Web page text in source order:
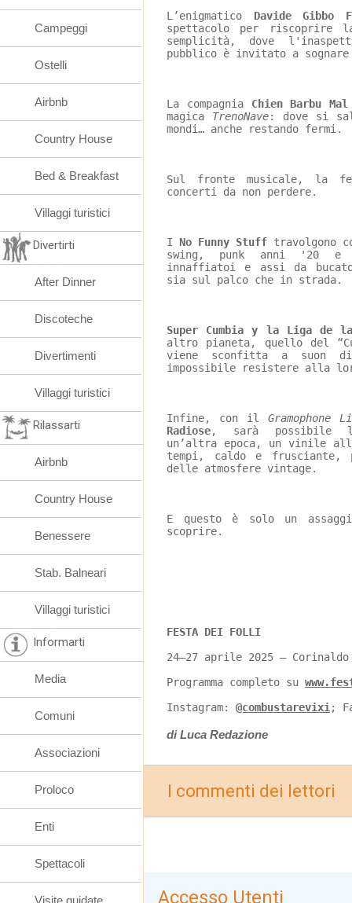
L’enigmatico Davide Gibbo
spettacolo per riscoprire
semplicità, dove
pubblico è invitato a
La compagnia Chien Barbu Mal
magica TrenoNave: dove si
mondi… anche restando fermi.
Sul fronte musicale, la
concerti da non perdere.
I No Funny Stuff travolgono
swing, punk anni '20 e
innaffiatoi e assi da
sia sul palco che in strada.
Super Cumbia y la Liga de
altro pianeta, quello del
viene sconfitta a
impossibile resistere alla
Infine, con il Gramophone
Radiose, sarà possibile
un’altra epoca, un vinile
tempi, caldo e
delle atmosfere vintage.
E questo è solo un
scoprire.
FESTA DEI FOLLI
24–27 aprile 2025 – Corinaldo
Programma completo su
Instagram: @combustarevixi ;
di Luca Redazione
I commenti dei lettori
Accesso Utenti
Campeggi
Ostelli
Airbnb
Country House
Bed & Breakfast
Villaggi turistici
Divertirti
After Dinner
Discoteche
Divertimenti
Villaggi turistici
Rilassarti
Airbnb
Country House
Benessere
Stab. Balneari
Villaggi turistici
Informarti
Media
Comuni
Associazioni
Proloco
Enti
Spettacoli
Visite guidate